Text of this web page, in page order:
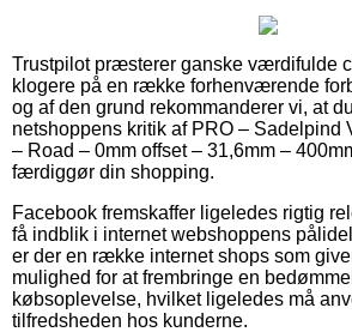
Trustpilot præsterer ganske værdifulde
klogere på en række forhenværende
og af den grund rekommanderer vi, at
netshoppens kritik af PRO – Sadelpind
– Road – 0mm offset – 31,6mm –
færdiggør din shopping.
Facebook fremskaffer ligeledes rigtig
få indblik i internet webshoppens
er der en række internet shops som
mulighed for at frembringe en
købsoplevelse, hvilket ligeledes må
tilfredsheden hos kunderne.